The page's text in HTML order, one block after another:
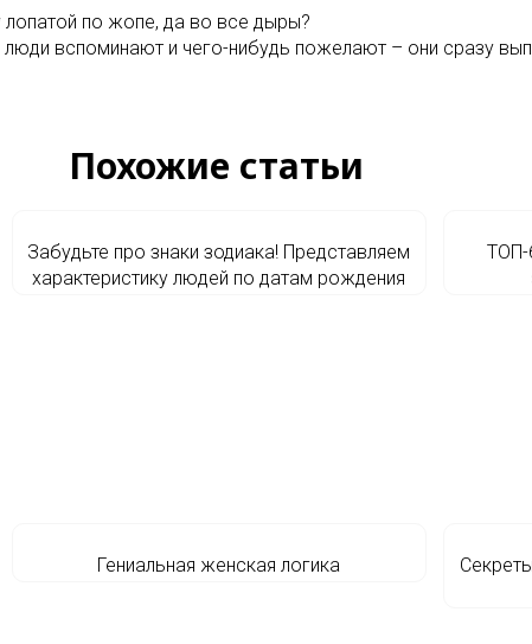
по жопе, да во все дыры?
вспоминают и чего-нибудь пожелают – они сразу
Похожие статьи
Забудьте про знаки зодиака! Представляем
характеристику людей по датам рождения
ТОП-
Гениальная женская логика